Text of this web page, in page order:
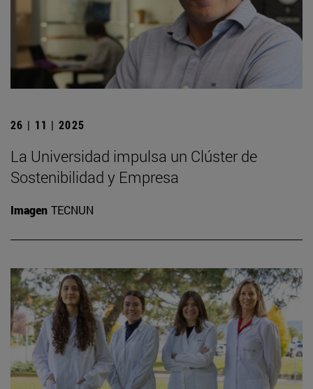
26 | 11 | 2025
La Universidad impulsa un Clúster de
Sostenibilidad y Empresa
Imagen TECNUN